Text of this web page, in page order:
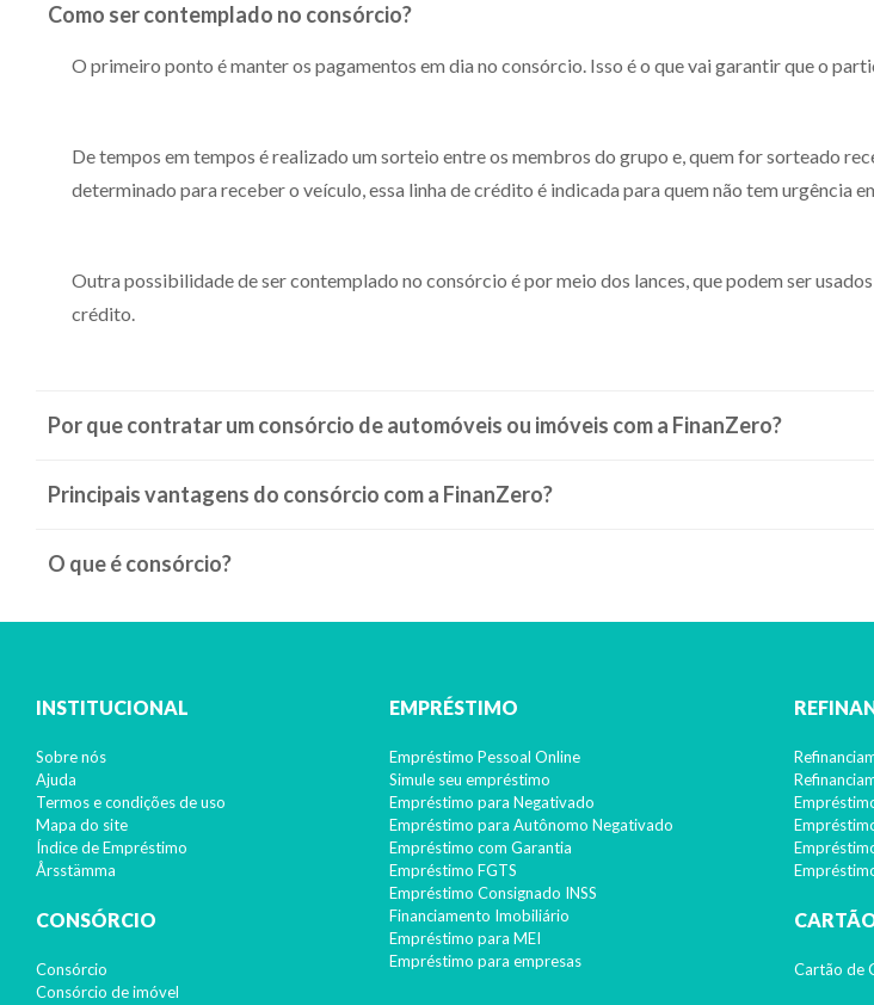
Como ser contemplado no consórcio?
O primeiro ponto é manter os pagamentos em dia no consórcio. Isso é o que vai garantir que o
De tempos em tempos é realizado um sorteio entre os membros do grupo e, quem for sorteado
determinado para receber o veículo, essa linha de crédito é indicada para quem não tem urgência
Outra possibilidade de ser contemplado no consórcio é por meio dos lances, que podem ser
crédito.
Por que contratar um consórcio de automóveis ou imóveis com a FinanZero?
Principais vantagens do consórcio com a FinanZero?
O que é consórcio?
INSTITUCIONAL
Sobre nós
Ajuda
Termos e condições de uso
Mapa do site
Índice de Empréstimo
Årsstämma
CONSÓRCIO
Consórcio
Consórcio de imóvel
EMPRÉSTIMO
Empréstimo Pessoal Online
Simule seu empréstimo
Empréstimo para Negativado
Empréstimo para Autônomo Negativado
Empréstimo com Garantia
Empréstimo FGTS
Empréstimo Consignado INSS
Financiamento Imobiliário
Empréstimo para MEI
Empréstimo para empresas
Cartão de